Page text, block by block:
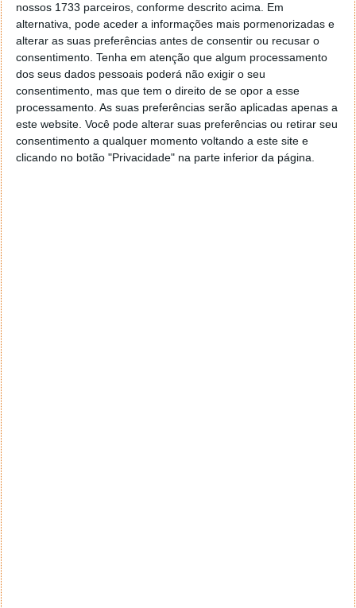
nossos 1733 parceiros, conforme descrito acima. Em
alternativa, pode aceder a informações mais pormenorizadas e
alterar as suas preferências antes de consentir ou recusar o
consentimento. Tenha em atenção que algum processamento
dos seus dados pessoais poderá não exigir o seu
consentimento, mas que tem o direito de se opor a esse
processamento. As suas preferências serão aplicadas apenas a
este website. Você pode alterar suas preferências ou retirar seu
consentimento a qualquer momento voltando a este site e
clicando no botão "Privacidade" na parte inferior da página.
PUB